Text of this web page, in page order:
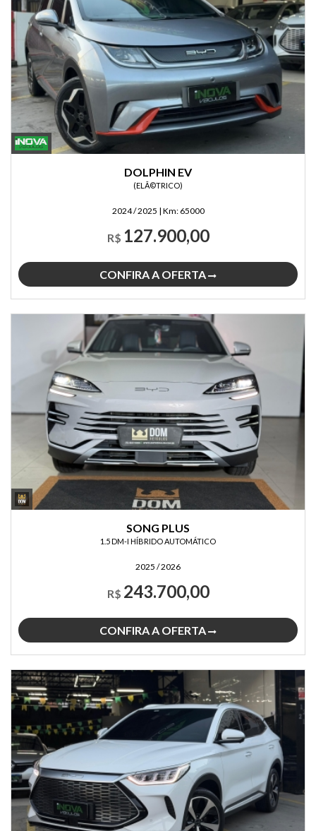
DOLPHIN EV
(ELÃ©TRICO)
2024 / 2025 | Km: 65000
R$ 127.900,00
CONFIRA A OFERTA
SONG PLUS
1.5 DM-I HÍBRIDO AUTOMÁTICO
2025 / 2026
R$ 243.700,00
CONFIRA A OFERTA